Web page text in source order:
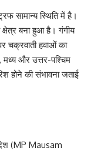
सामान्य स्थिति में है।
बना हुआ है। गंगीय
चक्रवाती हवाओं का
मध्य और उत्तर-पश्चिम
होने की संभावना जताई
(MP Mausam